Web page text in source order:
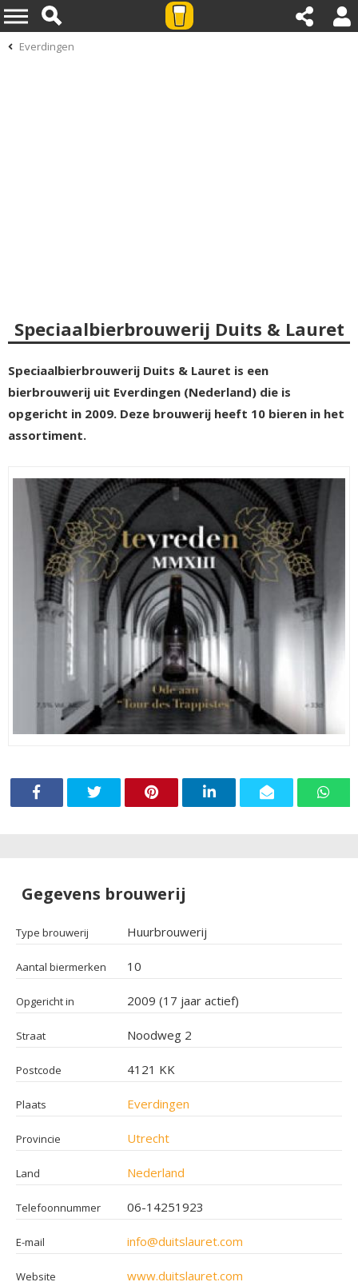
Everdingen
Speciaalbierbrouwerij Duits & Lauret
Speciaalbierbrouwerij Duits & Lauret is een
bierbrouwerij uit Everdingen (Nederland) die is
opgericht in 2009. Deze brouwerij heeft 10 bieren in het
assortiment.
Gegevens brouwerij
Type brouwerij Huurbrouwerij
Aantal biermerken 10
Opgericht in 2009 (17 jaar actief)
Straat Noodweg 2
Postcode 4121 KK
Plaats Everdingen
Provincie Utrecht
Land Nederland
Telefoonnummer 06-14251923
E-mail info@duitslauret.com
Website www.duitslauret.com